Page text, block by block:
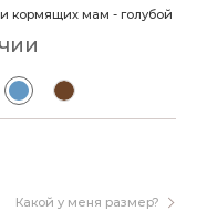
кормящих мам - голубой
Какой у меня размер?